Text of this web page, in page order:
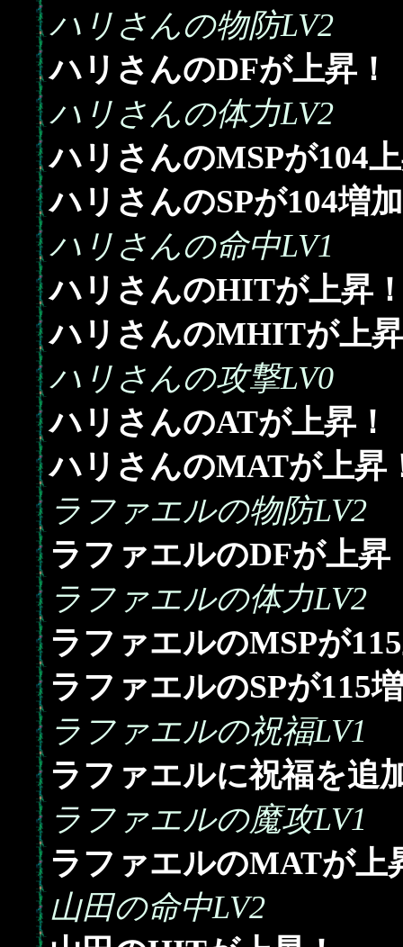
ハリさんの物防LV2
ハリさんのDFが上昇！
ハリさんの体力LV2
ハリさんのMSPが104
ハリさんのSPが104増
ハリさんの命中LV1
ハリさんのHITが上昇
ハリさんのMHITが上
ハリさんの攻撃LV0
ハリさんのATが上昇！
ハリさんのMATが上昇
ラファエルの物防LV2
ラファエルのDFが上昇
ラファエルの体力LV2
ラファエルのMSPが115
ラファエルのSPが115
ラファエルの祝福LV1
ラファエルに祝福を追
ラファエルの魔攻LV1
ラファエルのMATが上
山田の命中LV2